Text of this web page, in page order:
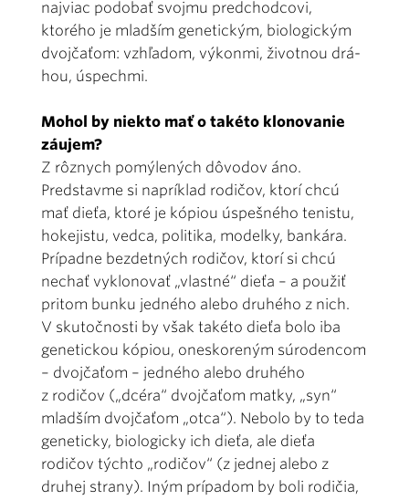
najviac podobať svojmu predchodcovi,
ktorého je mladším genetickým, bio­logickým
dvojčaťom: vzhľadom, výkonmi, životnou drá­
hou, úspechmi.
Mohol by niekto mať o takéto klonovanie
záujem?
Z rôznych pomýlených dôvodov áno.
Predstavme si napríklad rodičov, ktorí chcú
mať dieťa, ktoré je kópiou úspešného tenistu,
hokejistu, vedca, politika, modelky, bankára.
Prípadne bezdetných rodičov, ktorí si chcú
nechať vyklonovať „vlastné“ dieťa – a použiť
pritom bunku jedné­ho alebo druhého z nich.
V skutočnosti by však takéto dieťa bolo iba
genetickou kópiou, oneskoreným súrodencom
– dvojčaťom – jedného alebo druhého
z rodičov („dcéra“ dvojčaťom matky, „syn“
mladším dvojčaťom „otca“). Nebolo by to teda
geneticky, biologicky ich dieťa, ale dieťa
rodičov týchto „rodičov“ (z jednej alebo z
druhej strany). Iným prípadom by boli rodičia,